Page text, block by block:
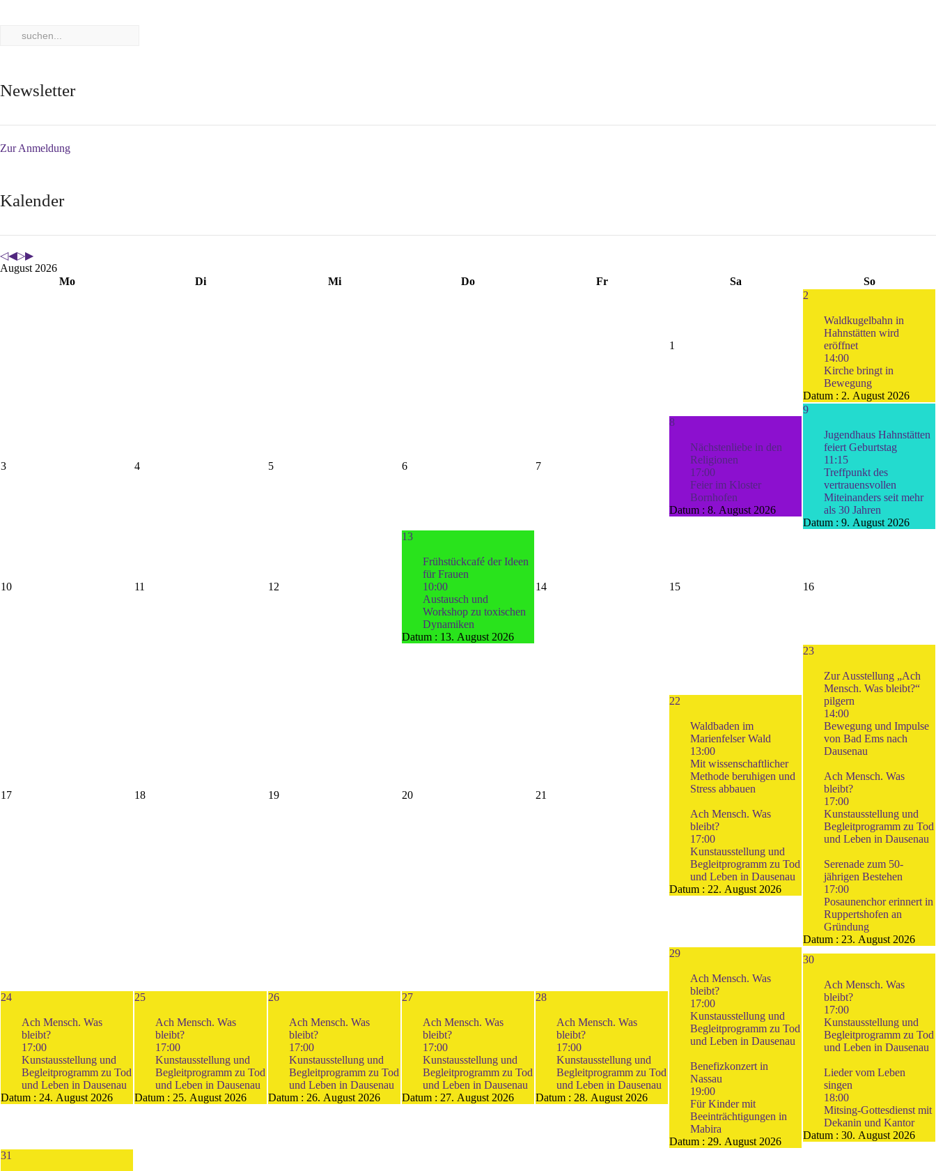
Newsletter
Zur Anmeldung
Kalender
August 2026
Mo
Di Mi Do Fr Sa So
1
2
Waldkugelbahn in
Hahnstätten wird
eröffnet
14:00
Kirche bringt in
Bewegung
Datum : 2. August 2026
3 4 5 6 7
8
Nächstenliebe in den
Religionen
17:00
Feier im Kloster
Bornhofen
Datum : 8. August 2026
9
Jugendhaus Hahnstätten
feiert Geburtstag
11:15
Treffpunkt des
vertrauensvollen
Miteinanders seit mehr
als 30 Jahren
Datum : 9. August 2026
10 11 12
13
Frühstückcafé der Ideen
für Frauen
10:00
Austausch und
Workshop zu toxischen
Dynamiken
Datum : 13. August 2026
14 15 16
17 18 19 20 21
22
Waldbaden im
Marienfelser Wald
13:00
Mit wissenschaftlicher
Methode beruhigen und
Stress abbauen
Ach Mensch. Was
bleibt?
17:00
Kunstausstellung und
Begleitprogramm zu Tod
und Leben in Dausenau
Datum : 22. August 2026
23
Zur Ausstellung „Ach
Mensch. Was bleibt?“
pilgern
14:00
Bewegung und Impulse
von Bad Ems nach
Dausenau
Ach Mensch. Was
bleibt?
17:00
Kunstausstellung und
Begleitprogramm zu Tod
und Leben in Dausenau
Serenade zum 50-
jährigen Bestehen
17:00
Posaunenchor erinnert in
Ruppertshofen an
Gründung
Datum : 23. August 2026
24
Ach Mensch. Was
bleibt?
17:00
Kunstausstellung und
Begleitprogramm zu Tod
und Leben in Dausenau
Datum : 24. August 2026
25
Ach Mensch. Was
bleibt?
17:00
Kunstausstellung und
Begleitprogramm zu Tod
und Leben in Dausenau
Datum : 25. August 2026
26
Ach Mensch. Was
bleibt?
17:00
Kunstausstellung und
Begleitprogramm zu Tod
und Leben in Dausenau
Datum : 26. August 2026
27
Ach Mensch. Was
bleibt?
17:00
Kunstausstellung und
Begleitprogramm zu Tod
und Leben in Dausenau
Datum : 27. August 2026
28
Ach Mensch. Was
bleibt?
17:00
Kunstausstellung und
Begleitprogramm zu Tod
und Leben in Dausenau
Datum : 28. August 2026
29
Ach Mensch. Was
bleibt?
17:00
Kunstausstellung und
Begleitprogramm zu Tod
und Leben in Dausenau
Benefizkonzert in
Nassau
19:00
Für Kinder mit
Beeinträchtigungen in
Mabira
Datum : 29. August 2026
30
Ach Mensch. Was
bleibt?
17:00
Kunstausstellung und
Begleitprogramm zu Tod
und Leben in Dausenau
Lieder vom Leben
singen
18:00
Mitsing-Gottesdienst mit
Dekanin und Kantor
Datum : 30. August 2026
31